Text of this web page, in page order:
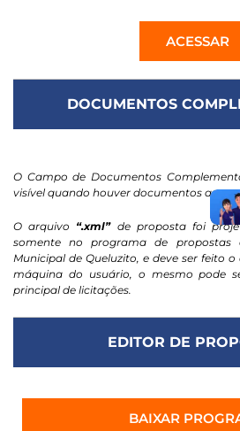
ACESSAR
DOCUMENTOS
O Campo de Documentos
visível quando houver documentos
O arquivo “.xml”de proposta foi
somente no programa de propostas
Municipal de Queluzito, e deve ser feito
máquina do usuário, o mesmo pode
principal de licitações.
EDITOR DE
BAIXAR